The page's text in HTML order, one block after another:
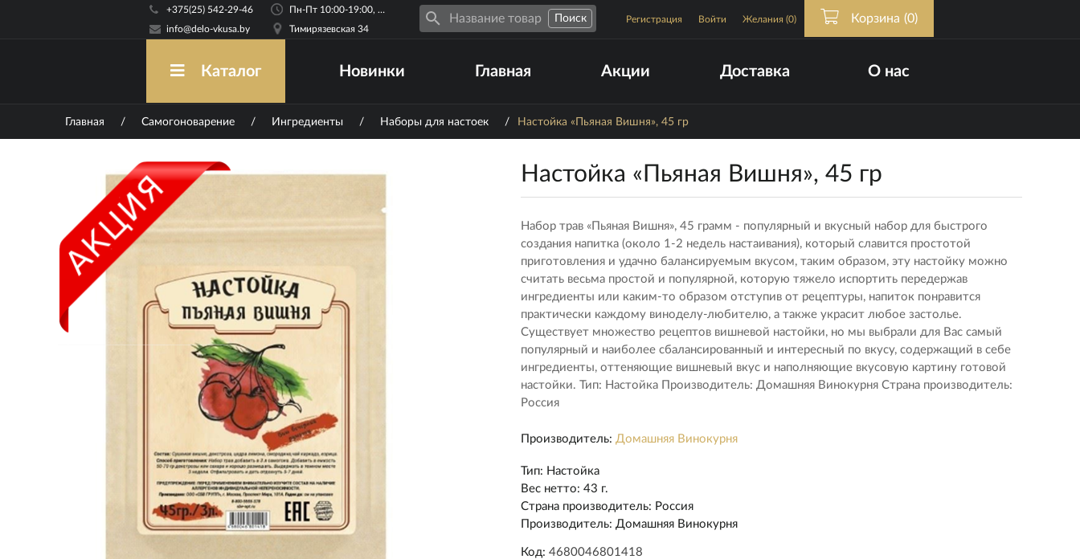
+375(25) 542-29-46
info@delo-vkusa.by
Пн-Пт 10:00-19:00, Сб-Вс 10:00-17:00
Тимирязевская 34
Регистрация Войти Желания (0) Корзина (0)
Каталог Новинки Главная Акции Доставка О нас
Главная / Самогоноварение / Ингредиенты / Наборы для настоек / Настойка «Пьяная Вишня», 45 гр
Настойка «Пьяная Вишня», 45 гр
Набор трав «Пьяная Вишня», 45 грамм - популярный и вкусный набор для быстрого
создания напитка (около 1-2 недель настаивания), который славится простотой
приготовления и удачно балансируемым вкусом, таким образом, эту настойку можно
считать весьма простой и популярной, которую тяжело испортить передержав
ингредиенты или каким-то образом отступив от рецептуры, напиток понравится
практически каждому виноделу-любителю, а также украсит любое застолье.
Существует множество рецептов вишневой настойки, но мы выбрали для Вас самый
популярный и наиболее сбалансированный и интересный по вкусу, содержащий в себе
ингредиенты, оттеняющие вишневый вкус и наполняющие вкусовую картину готовой
настойки. Тип: Настойка Производитель: Домашняя Винокурня Страна производитель:
Россия
Производитель: Домашняя Винокурня
Тип: Настойка
Вес нетто: 43 г.
Страна производитель: Россия
Производитель: Домашняя Винокурня
Код: 4680046801418